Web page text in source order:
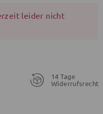
leider nicht
14 Tage
Widerrufsrecht